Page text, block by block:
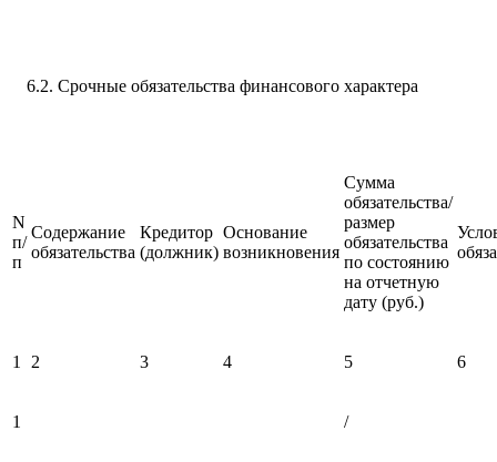
6.2. Срочные обязательства финансового характера
N
п/
п
Содержание
обязательства
Кредитор
(должник)
Основание
возникновения
Сумма
обязательства/
размер
обязательства
по состоянию
на отчетную
дату (руб.)
1 2 3 4 5 6
1 /